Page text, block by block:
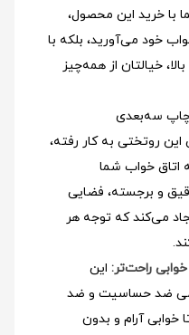
با خرید این محصول،
خود می‌آورید، بلکه با
خیالتان از همه‌چیز
سه‌بعدی
این روتختی به کار رفته،
اتاق خواب شما
و برجسته، فضایی
می‌کند که توجه هر
راحت‌تر: این
با الیاف 300 گرمی ضد حساسیت و ضد
خوابی آرام و بدون